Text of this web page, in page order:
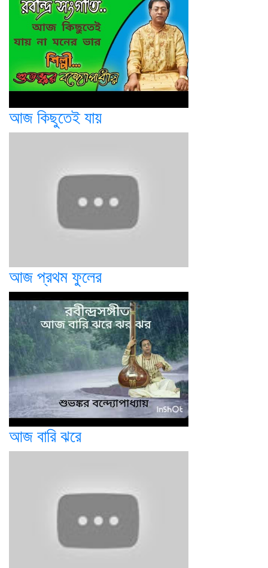
আজ কিছুতেই যায়
আজ প্রথম ফুলের
আজ বারি ঝরে